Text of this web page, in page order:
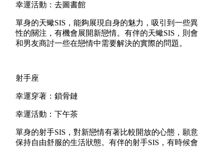
幸運活動：去圖書館
單身的天蠍SIS，能夠展現自身的魅力，吸引到一些異
性的關注，有機會展開新戀情。有伴的天蠍SIS，則會
和男友商討一些在戀情中需要解決的實際的問題。
射手座
幸運穿著：鎖骨鏈
幸運活動：下午茶
單身的射手SIS，對新戀情有著比較開放的心態，願意
保持自由舒服的生活狀態。有伴的射手SIS，有時候會